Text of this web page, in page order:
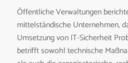
Öffentliche Verwaltungen
mittelständische Unternehmen,
Umsetzung von IT-Sicherheit
betrifft sowohl technische